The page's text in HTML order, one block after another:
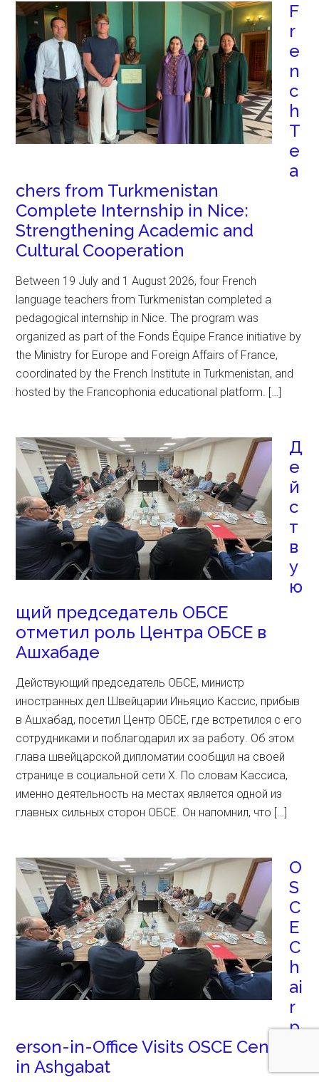
F
r
e
n
c
h
T
e
a
chers from Turkmenistan
Complete Internship in Nice:
Strengthening Academic and
Cultural Cooperation
Between 19 July and 1 August 2026, four French
language teachers from Turkmenistan completed a
pedagogical internship in Nice. The program was
organized as part of the Fonds Équipe France initiative by
the Ministry for Europe and Foreign Affairs of France,
coordinated by the French Institute in Turkmenistan, and
hosted by the Francophonia educational platform. […]
Д
е
й
с
т
в
у
ю
щий председатель ОБСЕ
отметил роль Центра ОБСЕ в
Ашхабаде
Действующий председатель ОБСЕ, министр
иностранных дел Швейцарии Иньяцио Кассис, прибыв
в Ашхабад, посетил Центр ОБСЕ, где встретился с его
сотрудниками и поблагодарил их за работу. Об этом
глава швейцарской дипломатии сообщил на своей
странице в социальной сети X. По словам Кассиса,
именно деятельность на местах является одной из
главных сильных сторон ОБСЕ. Он напомнил, что […]
O
S
C
E
C
h
ai
r
p
erson-in-Office Visits OSCE Centre
in Ashgabat